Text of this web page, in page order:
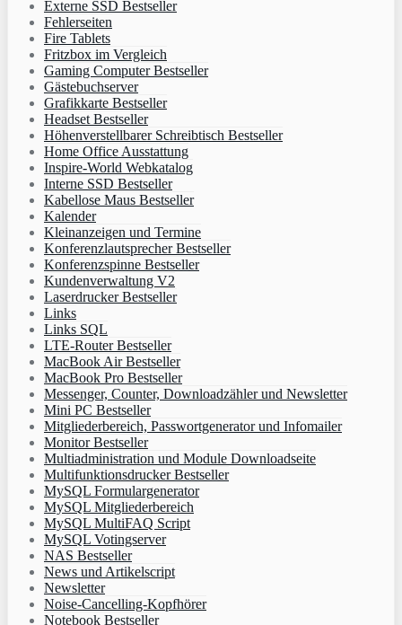
Externe SSD Bestseller
Fehlerseiten
Fire Tablets
Fritzbox im Vergleich
Gaming Computer Bestseller
Gästebuchserver
Grafikkarte Bestseller
Headset Bestseller
Höhenverstellbarer Schreibtisch Bestseller
Home Office Ausstattung
Inspire-World Webkatalog
Interne SSD Bestseller
Kabellose Maus Bestseller
Kalender
Kleinanzeigen und Termine
Konferenzlautsprecher Bestseller
Konferenzspinne Bestseller
Kundenverwaltung V2
Laserdrucker Bestseller
Links
Links SQL
LTE-Router Bestseller
MacBook Air Bestseller
MacBook Pro Bestseller
Messenger, Counter, Downloadzähler und Newsletter
Mini PC Bestseller
Mitgliederbereich, Passwortgenerator und Infomailer
Monitor Bestseller
Multiadministration und Module Downloadseite
Multifunktionsdrucker Bestseller
MySQL Formulargenerator
MySQL Mitgliederbereich
MySQL MultiFAQ Script
MySQL Votingserver
NAS Bestseller
News und Artikelscript
Newsletter
Noise-Cancelling-Kopfhörer
Notebook Bestseller